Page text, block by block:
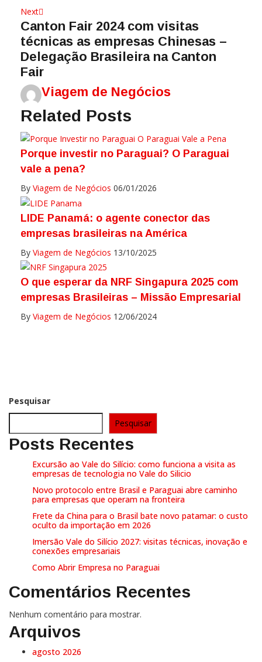
Next
Canton Fair 2024 com visitas
técnicas as empresas Chinesas –
Delegação Brasileira na Canton
Fair
Viagem de Negócios
Related Posts
Porque investir no Paraguai? O Paraguai
vale a pena?
By Viagem de Negócios 06/01/2026
LIDE Panamá: o agente conector das
empresas brasileiras na América
By Viagem de Negócios 13/10/2025
O que esperar da NRF Singapura 2025 com
empresas Brasileiras – Missão Empresarial
By Viagem de Negócios 12/06/2024
Pesquisar
Pesquisar
Posts Recentes
Excursão ao Vale do Silício: como funciona a visita as
empresas de tecnologia no Vale do Silicio
Novo protocolo entre Brasil e Paraguai abre caminho
para empresas que operam na fronteira
Frete da China para o Brasil bate novo patamar: o custo
oculto da importação em 2026
Imersão Vale do Silício 2027: visitas técnicas, inovação e
conexões empresariais
Como Abrir Empresa no Paraguai
Comentários Recentes
Nenhum comentário para mostrar.
Arquivos
agosto 2026